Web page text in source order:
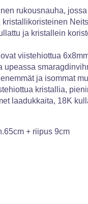
rukousnauha,
kristallikoristeinen
ja kristallein
viistehiottua
upeassa
ja isommat
kristallia,
laadukkaita, 18K
+ riipus 9cm